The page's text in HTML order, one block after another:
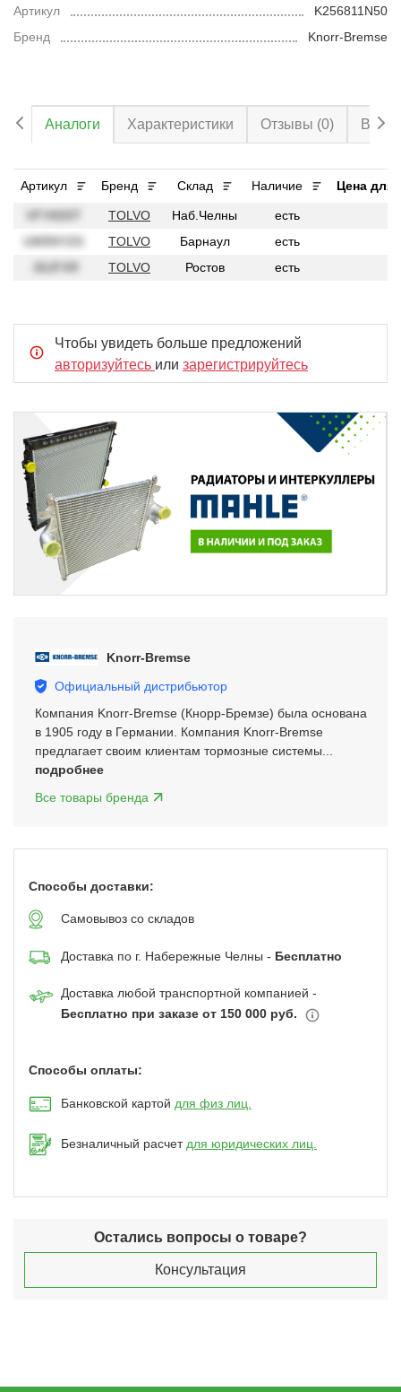
Артикул
K256811N50
Бренд
Knorr-Bremse
Аналоги Характеристики Отзывы (0)
Артикул Бренд Склад Наличие Цена для
TOLVO Наб.Челны есть
UM9NY2G
TOLVO Барнаул есть
.36JFXR
TOLVO Ростов есть
Чтобы увидеть больше предложений
авторизуйтесь или зарегистрируйтесь
Knorr-Bremse
Официальный дистрибьютор
Компания Knorr-Bremse (Кнорр-Бремзе) была основана
в 1905 году в Германии. Компания Knorr-Bremse
предлагает своим клиентам тормозные системы...
подробнее
Все товары бренда
Способы доставки:
Самовывоз со складов
Доставка по г. Набережные Челны - Бесплатно
Доставка любой транспортной компанией -
Бесплатно при заказе от 150 000 руб.
Способы оплаты:
Банковской картой для физ лиц.
Безналичный расчетдля юридических лиц.
Остались вопросы о товаре?
Консультация